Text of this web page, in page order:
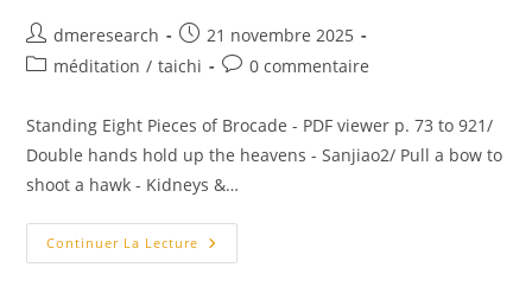
Auteur/autrice
de
dmeresearch
Publication
publiée :
21 novembre 2025
Postméditation / taichi
Commentaires
la
publication :
0 commentaire
Standing Eight Pieces of Brocade - PDF viewer p. 73 to 921/
Double hands hold up the heavens - Sanjiao2/ Pull a bow to
shoot a hawk - Kidneys &…
Continuer La Lecture Yang
Jwing